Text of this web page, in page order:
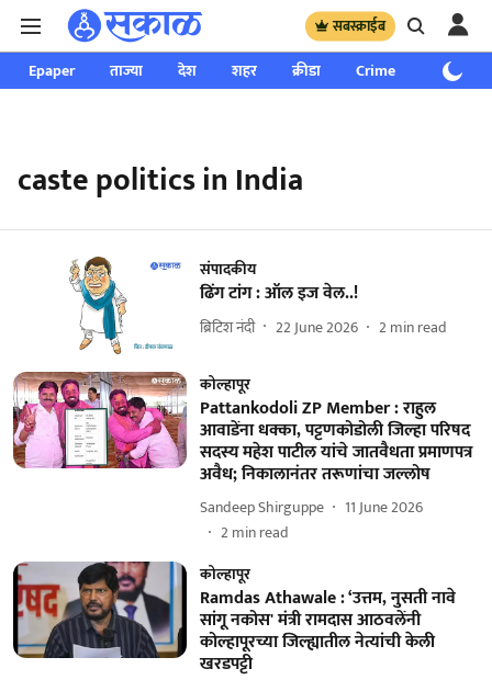
सबस्क्राईब
Epaper ताज्या देश शहर क्रीडा Crime साप्ताहिक
caste politics in India
संपादकीय
ढिंग टांग : ऑल इज वेल..!
ब्रिटिश नंदी 22 June 2026 2min read
कोल्हापूर
Pattankodoli ZP Member : राहुल
आवाडेंना धक्का, पट्टणकोडोली जिल्हा परिषद
सदस्य महेश पाटील यांचे जातवैधता प्रमाणपत्र
अवैध; निकालानंतर तरूणांचा जल्लोष
Sandeep Shirguppe
11 June 2026
2min read
कोल्हापूर
Ramdas Athawale : ‘उत्तम, नुसती नावे
सांगू नकोस' मंत्री रामदास आठवलेंनी
कोल्हापूरच्या जिल्ह्यातील नेत्यांची केली
खरडपट्टी